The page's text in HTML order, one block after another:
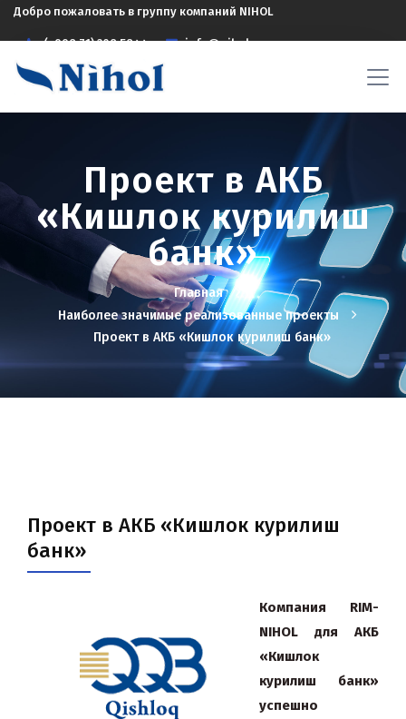
Добро пожаловать в группу компаний NIHOL
(+998 71) 208 5844 info@nihol.uz
Проект в АКБ
«Кишлок курилиш
банк»
Главная
Наиболее значимые реализованные проекты
Проект в АКБ «Кишлок курилиш банк»
Проект в АКБ «Кишлок курилиш
банк»
Компания RIM-
NIHOL
для АКБ
«Кишлок
курилиш банк»
успешно